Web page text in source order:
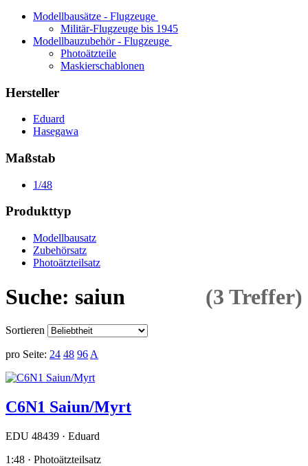
Modellbausätze - Flugzeuge
Militär-Flugzeuge bis 1945
Modellbauzubehör - Flugzeuge
Photoätzteile
Maskierschablonen
Hersteller
Eduard
Hasegawa
Maßstab
1/48
Produkttyp
Modellbausatz
Zubehörsatz
Photoätzteilsatz
Suche: saiun (3 Treffer)
Sortieren
pro Seite: 24 48 96 A
C6N1 Saiun/Myrt
EDU 48439 · Eduard
1:48 · Photoätzteilsatz